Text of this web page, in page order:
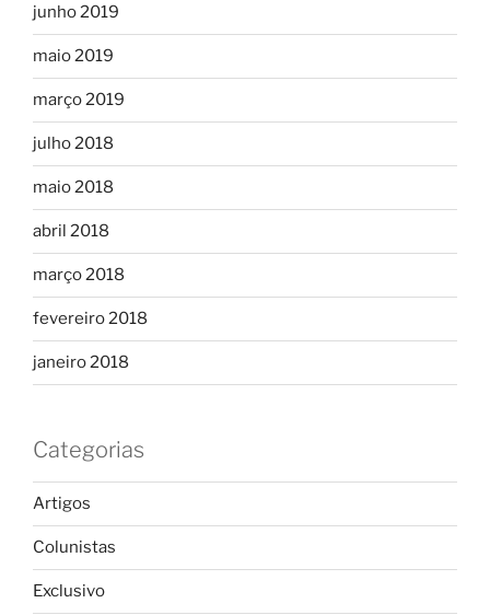
junho 2019
maio 2019
março 2019
julho 2018
maio 2018
abril 2018
março 2018
fevereiro 2018
janeiro 2018
Categorias
Artigos
Colunistas
Exclusivo